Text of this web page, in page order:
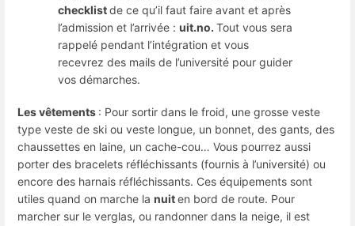
checklistde ce qu’il faut faire avant et après
l’admission et l’arrivée :uit.no.Tout vous sera
rappelé pendant l’intégration et vous
recevrez des mails de l’université pour guider
vos démarches.
Les vêtements : Pour sortir dans le froid, une grosse veste
type veste de ski ou veste longue, un bonnet, des gants, des
chaussettes en laine, un cache-cou… Vous pourrez aussi
porter des bracelets réfléchissants (fournis à l’université) ou
encore des harnais réfléchissants. Ces équipements sont
utiles quand on marche la nuiten bord de route. Pour
marcher sur le verglas, ou randonner dans la neige, il est